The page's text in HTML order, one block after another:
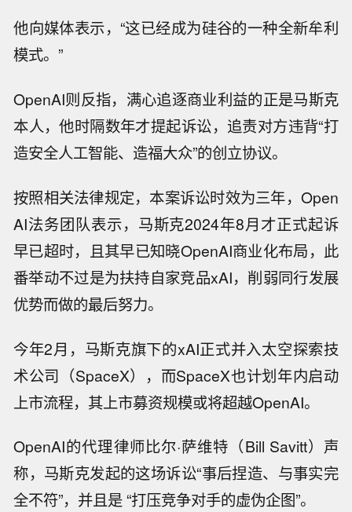
他向媒体表示，“这已经成为硅谷的一种全新牟利
模式。”
OpenAI则反指，满心追逐商业利益的正是马斯克
本人，他时隔数年才提起诉讼，追责对方违背“打
造安全人工智能、造福大众”的创立协议。
按照相关法律规定，本案诉讼时效为三年，Open
AI法务团队表示，马斯克2024年8月才正式起诉
早已超时，且其早已知晓OpenAI商业化布局，此
番举动不过是为扶持自家竞品xAI，削弱同行发展
优势而做的最后努力。
今年2月，马斯克旗下的xAI正式并入太空探索技
术公司（SpaceX），而SpaceX也计划年内启动
上市流程，其上市募资规模或将超越OpenAI。
OpenAI的代理律师比尔·萨维特（Bill Savitt）声
称，马斯克发起的这场诉讼“事后捏造、与事实完
全不符”，并且是 “打压竞争对手的虚伪企图”。